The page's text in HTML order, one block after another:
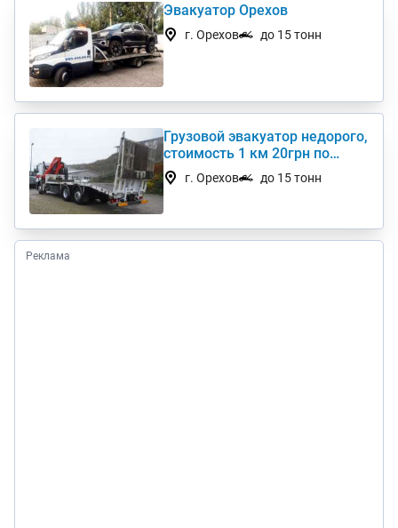
Эвакуатор Орехов
г. Орехов до 15 тонн
Грузовой эвакуатор недорого,
стоимость 1 км 20грн по
Украине
г. Орехов до 15 тонн
Реклама